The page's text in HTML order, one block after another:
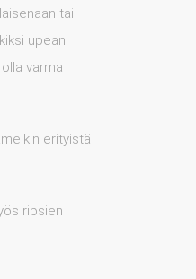
tai
upean
varma
erityistä
ripsien